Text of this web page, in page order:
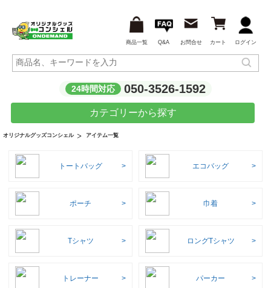
商品一覧 Q&A お問合せ カート ログイン
24時間対応 050-3526-1592
カテゴリーから探す
オリジナルグッズコンシェル アイテム一覧
トートバッグ エコバッグ
ポーチ 巾着
Tシャツ ロングTシャツ
トレーナー パーカー